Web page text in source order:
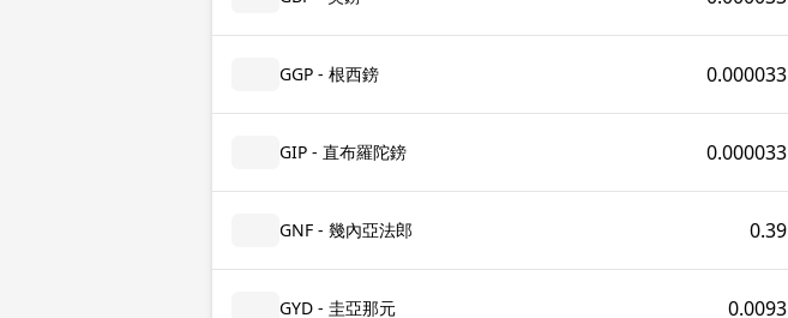
GGP - 根西鎊 0.000033
GIP - 直布羅陀鎊 0.000033
GNF - 幾內亞法郎 0.39
GYD - 圭亞那元 0.0093